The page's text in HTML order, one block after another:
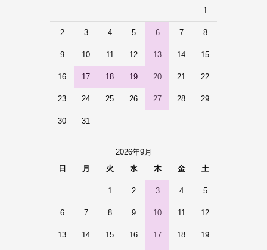
1
2 3 4 5 6 7 8
9 10 11 12 13 14 15
16 17 18 19 20 21 22
23 24 25 26 27 28 29
30 31
2026年9月
日
月 火 水 木 金 土
1 2 3 4 5
6 7 8 9 10 11 12
13 14 15 16 17 18 19